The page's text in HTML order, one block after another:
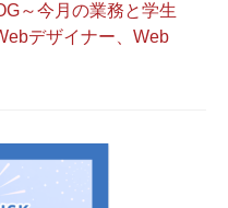
～今月の業務と学生
デザイナー、Web